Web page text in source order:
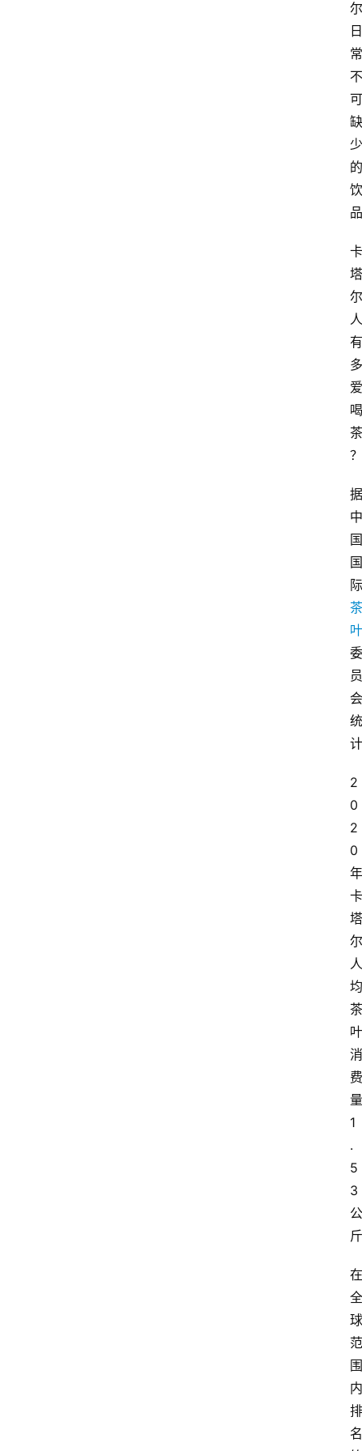
尔
日
常
不
可
缺
少
的
饮
品
卡
塔
尔
人
有
多
爱
喝
茶
？
据
中
国
国
际
茶
叶
委
员
会
统
计
2
0
2
0
年
卡
塔
尔
人
均
茶
叶
消
费
量
1
.
5
3
公
斤
在
全
球
范
围
内
排
名